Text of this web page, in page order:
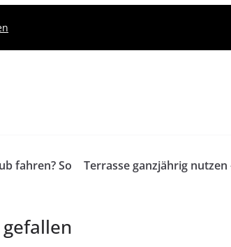
fahren? So
Terrasse ganzjährig